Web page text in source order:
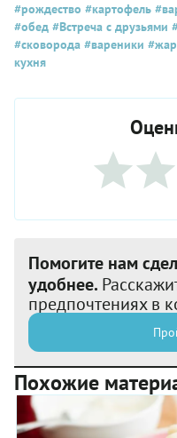
#рождество #картофель
#обед #Встреча с друзьями
#сковорода #вареники
кухня
Помогите нам
удобнее.
предпочтениях в
Похожие